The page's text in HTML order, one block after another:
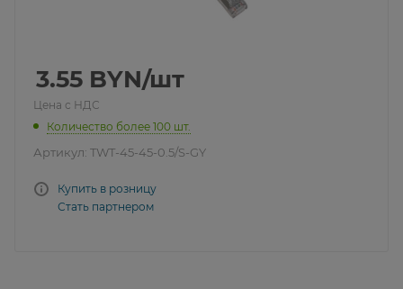
3.55 BYN/шт
Цена с НДС
Количество более 100 шт.
Артикул: TWT-45-45-0.5/S-GY
Купить в розницу
Стать партнером